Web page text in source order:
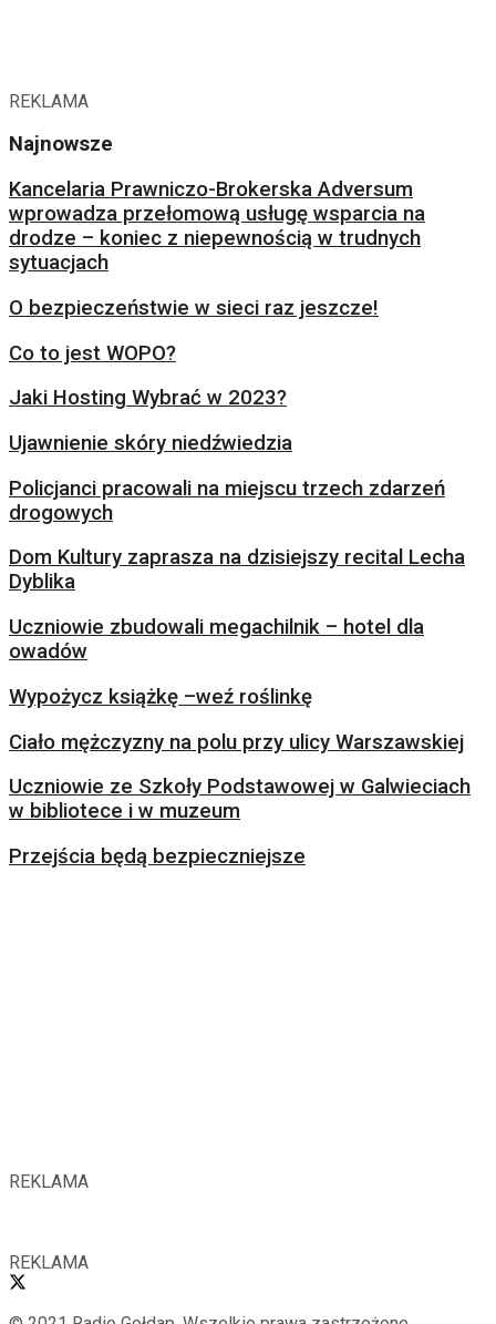
REKLAMA
Najnowsze
Kancelaria Prawniczo-Brokerska Adversum
wprowadza przełomową usługę wsparcia na
drodze – koniec z niepewnością w trudnych
sytuacjach
O bezpieczeństwie w sieci raz jeszcze!
Co to jest WOPO?
Jaki Hosting Wybrać w 2023?
Ujawnienie skóry niedźwiedzia
Policjanci pracowali na miejscu trzech zdarzeń
drogowych
Dom Kultury zaprasza na dzisiejszy recital Lecha
Dyblika
Uczniowie zbudowali megachilnik – hotel dla
owadów
Wypożycz książkę –weź roślinkę
Ciało mężczyzny na polu przy ulicy Warszawskiej
Uczniowie ze Szkoły Podstawowej w Galwieciach
w bibliotece i w muzeum
Przejścia będą bezpieczniejsze
REKLAMA
REKLAMA